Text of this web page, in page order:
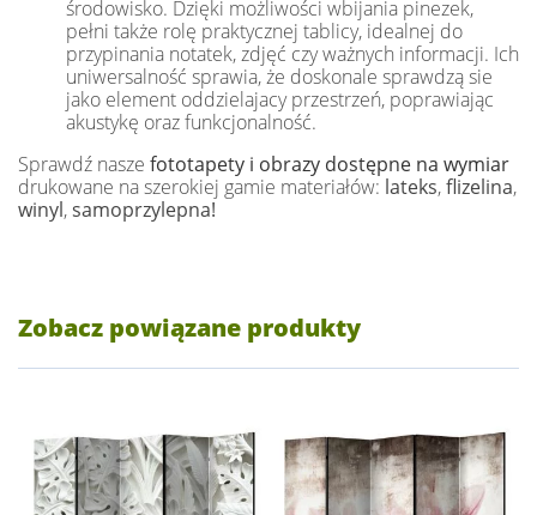
środowisko. Dzięki możliwości wbijania pinezek,
pełni także rolę praktycznej tablicy, idealnej do
przypinania notatek, zdjęć czy ważnych informacji. Ich
uniwersalność sprawia, że doskonale sprawdzą sie
jako element oddzielajacy przestrzeń, poprawiając
akustykę oraz funkcjonalność.
Sprawdź nasze fototapety i obrazy dostępne na wymiar
drukowane na szerokiej gamie materiałów: lateks,flizelina,
winyl,samoprzylepna!
Zobacz powiązane produkty